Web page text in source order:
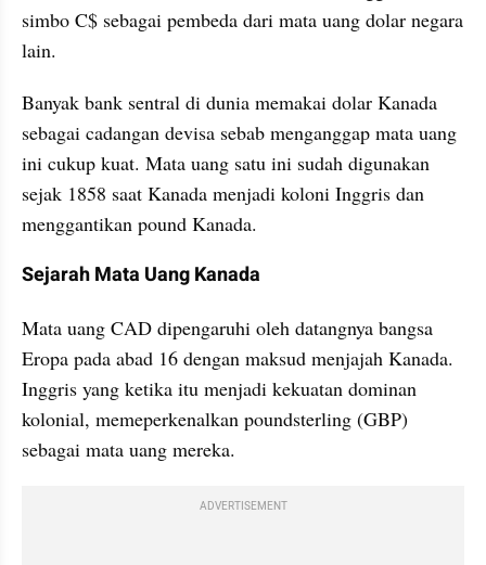
simbo C$ sebagai pembeda dari mata uang dolar negara
lain.
Banyak bank sentral di dunia memakai dolar Kanada
sebagai cadangan devisa sebab menganggap mata uang
ini cukup kuat. Mata uang satu ini sudah digunakan
sejak 1858 saat Kanada menjadi koloni Inggris dan
menggantikan pound Kanada.
Sejarah Mata Uang Kanada
Mata uang CAD dipengaruhi oleh datangnya bangsa
Eropa pada abad 16 dengan maksud menjajah Kanada.
Inggris yang ketika itu menjadi kekuatan dominan
kolonial, memeperkenalkan poundsterling (GBP)
sebagai mata uang mereka.
ADVERTISEMENT